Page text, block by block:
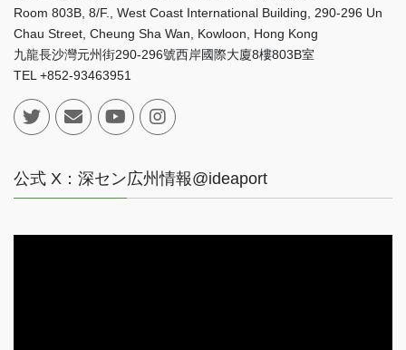
Room 803B, 8/F., West Coast International Building, 290-296 Un
Chau Street, Cheung Sha Wan, Kowloon, Hong Kong
九龍長沙灣元州街290-296號西岸國際大廈8樓803B室
TEL +852-93463951
公式 X：深セン広州情報@ideaport